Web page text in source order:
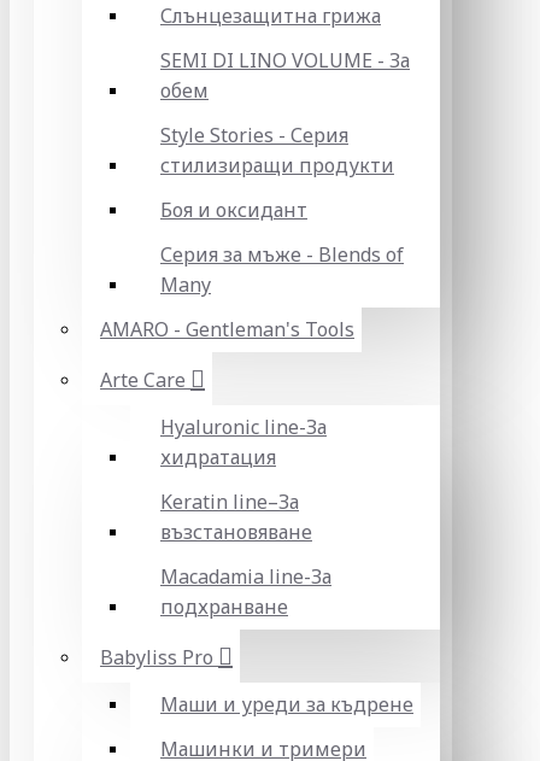
Слънцезащитна грижа
SEMI DI LINO VOLUME - За
обем
Style Stories - Серия
стилизиращи продукти
Боя и оксидант
Серия за мъже - Blends of
Many
AMARO - Gentleman's Tools
Arte Care
Hyaluronic line-За
хидратация
Keratin line–За
възстановяване
Macadamia line-За
подхранване
Babyliss Pro
Маши и уреди за къдрене
Машинки и тримери